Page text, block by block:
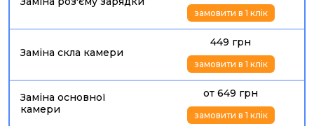
замовити в 1 клік
Заміна скла камери
449 грн
замовити в 1 клік
Заміна основної
камери
от 649 грн
замовити в 1 клік